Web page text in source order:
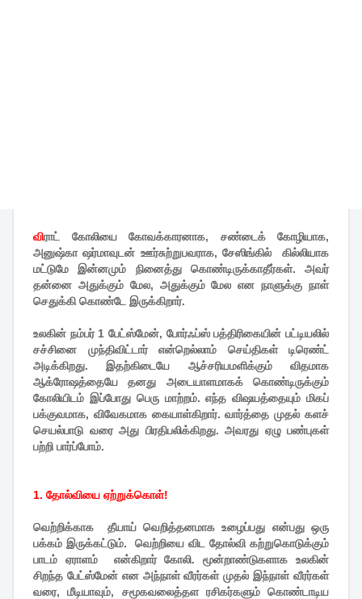
விராட் கோலியை கோவக்காரனாக, சண்டைக் கோழியாக,
அனுஷ்கா ஷர்மாவுடன் ஊர்சுற்றுபவராக, சேஸிங்கில் கில்லியாக
மட்டுமே இன்னமும் நினைத்து கொண்டிருக்காதீர்கள். அவர்
தன்னை அதுக்கும் மேல, அதுக்கும் மேல என நாளுக்கு நாள்
செதுக்கி கொண்டே இருக்கிறார்.
உலகின் நம்பர் 1 பேட்ஸ்மேன், போர்ஃப்ஸ் பத்திரிகையின் பட்டியலில்
சச்சினை முந்திவிட்டார் என்றெல்லாம் செய்திகள் டிரெண்ட்
அடிக்கிறது. இதற்கிடையே ஆச்சரியமளிக்கும் விதமாக
ஆக்ரோஷத்தையே தனது அடையாளமாகக் கொண்டிருக்கும்
கோலியிடம் இப்போது பெரு மாற்றம். எந்த விஷயத்தையும் மிகப்
பக்குவமாக, விவேகமாக கையாள்கிறார். வார்த்தை முதல் களச்
செயல்பாடு வரை அது பிரதிபலிக்கிறது. அவரது ஏழு பண்புகள்
பற்றி பார்ப்போம்.
1. தோல்வியை ஏற்றுக்கொள்!
வெற்றிக்காக தீயாய் வெறித்தனமாக உழைப்பது என்பது ஒரு
பக்கம் இருக்கட்டும். வெற்றியை விட தோல்வி கற்றுகொடுக்கும்
பாடம் ஏராளம் என்கிறார் கோலி. மூன்றாண்டுகளாக உலகின்
சிறந்த பேட்ஸ்மேன் என அந்நாள் வீரர்கள் முதல் இந்நாள் வீரர்கள்
வரை, மீடியாவும், சமூகவலைத்தள ரசிகர்களும் கொண்டாடிய